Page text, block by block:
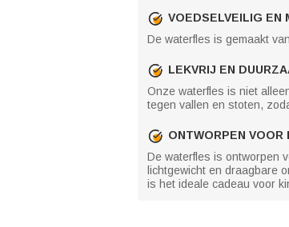
VOEDSELVEILIG EN
De waterfles is gemaakt
LEKVRIJ EN
Onze waterfles is niet
tegen vallen en stoten,
ONTWORPEN VOOR
De waterfles is ontworpen
lichtgewicht en draagbare
is het ideale cadeau voor